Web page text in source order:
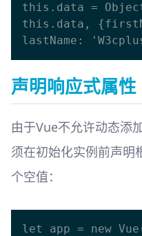
this.data =
this.data,
声明响应式属性
由于Vue不允许动态添
须在初始化实例前声明
个空值：
let app = new